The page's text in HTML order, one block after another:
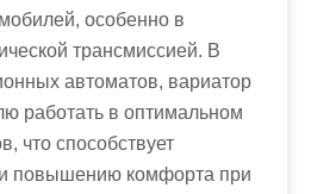
особенно в
трансмиссией. В
автоматов, вариатор
работать в оптимальном
что способствует
повышению комфорта при